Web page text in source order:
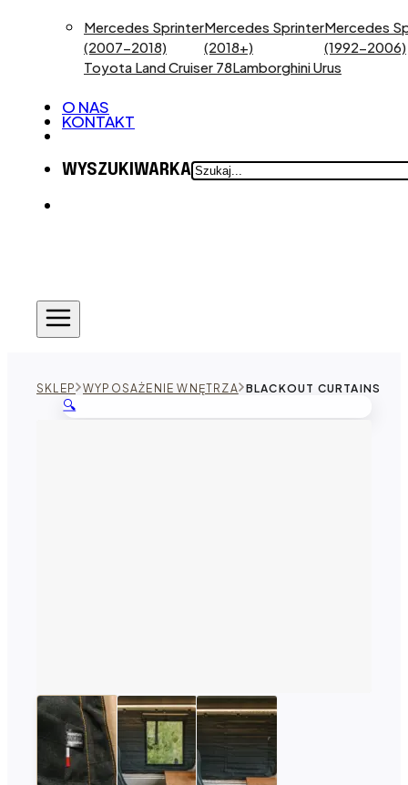
Mercedes Sprinter
(2007-2018)
Mercedes Sprinter
(2018+)
Mercedes
(1992-2006)
Toyota Land Cruiser 78Lamborghini Urus
O NAS
KONTAKT
WYSZUKIWARKASZUKAJ
SKLEP WYPOSAŻENIE WNĘTRZA BLACKOUT CURTAINS
🔍